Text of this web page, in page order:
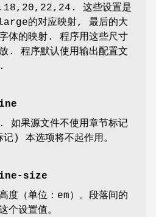
这些设置是
的对应映射, 最后的大
体的映射. 程序用这些尺寸
. 程序默认使用输出配置文
如果源文件不使用章节标记
本选项将不起作用。
size
度（单位：em）。段落间的
个设置值。